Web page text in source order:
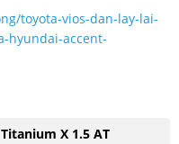
toyota-vios-dan-lay-lai-
hyundai-accent-
X 1.5 AT